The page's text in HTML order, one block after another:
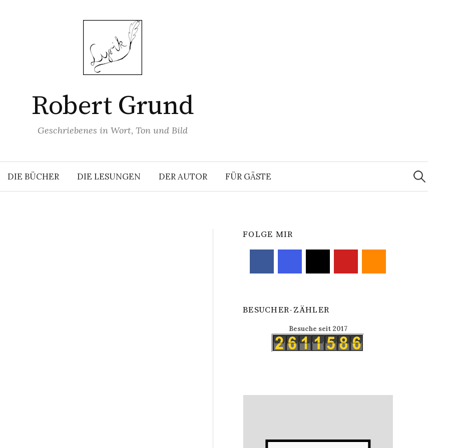
Robert Grund
Geschriebenes in Wort, Ton und Bild
DIE BÜCHER DIE LESUNGEN DER AUTOR FÜR GÄSTE
Suchen
nach:
FOLGE MIR
BESUCHER-ZÄHLER
Besuche seit 2017